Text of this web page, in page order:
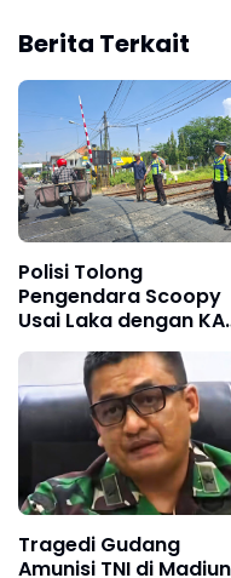
Berita Terkait
Polisi Tolong
Pengendara Scoopy
Usai Laka dengan KA
Pandalungan di
Sukodadi Lamongan
Tragedi Gudang
Amunisi TNI di Madiun